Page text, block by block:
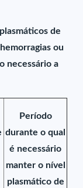
de
ou
necessário a
Período
durante o qual
é necessário
manter o nível
plasmático de